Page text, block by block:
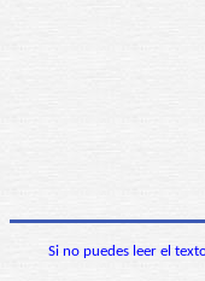
Si no puedes leer el